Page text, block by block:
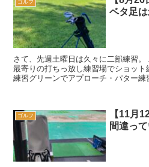
ゴルフ
ベタ足
さて、先週土曜日は久々に二部練習。 二部練習とは、 第一部：家の
最寄りの打ちっ放し練習場でショット練習 第二部：ホーム
練習グリーンでアプローチ・パター練習 を一気にやっちゃう練
ゴルフ
【11月
間違っ